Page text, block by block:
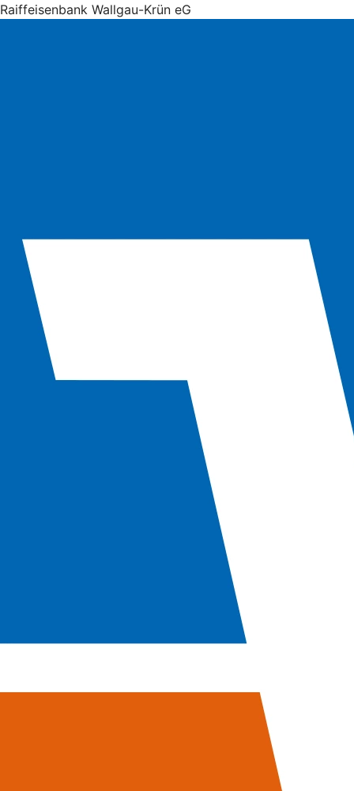
Raiffeisenbank Wallgau-Krün eG